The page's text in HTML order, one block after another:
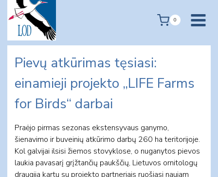
content
0
Pievų atkūrimas tęsiasi:
einamieji projekto „LIFE Farms
for Birds“ darbai
Praėjo pirmas sezonas ekstensyvaus ganymo,
šienavimo ir buveinių atkūrimo darbų 260 ha teritorijoje.
Kol galvijai ilsisi žiemos stovyklose, o nuganytos pievos
laukia pavasarį grįžtančių paukščių, Lietuvos ornitologų
draugija kartu su projekto partneriais ruošiasi naujam